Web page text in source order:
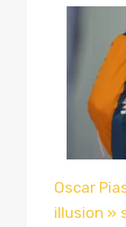
Oscar
illusion »